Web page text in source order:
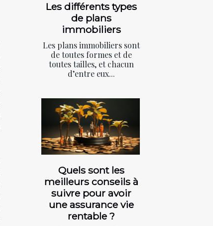
Les différents types
de plans
immobiliers
Les plans immobiliers sont
de toutes formes et de
toutes tailles, et chacun
d’entre eux...
Quels sont les
meilleurs conseils à
suivre pour avoir
une assurance vie
rentable ?